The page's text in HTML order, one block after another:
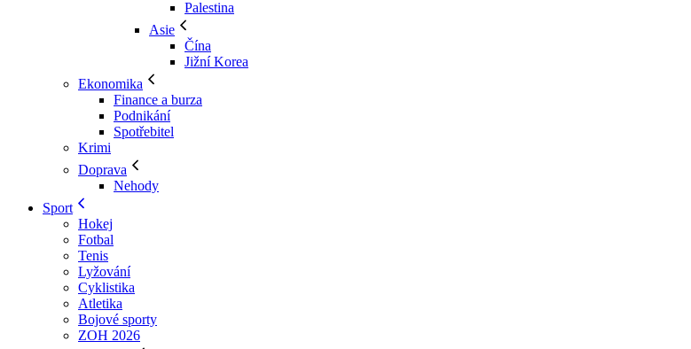
Palestina
Asie
Čína
Jižní Korea
Ekonomika
Finance a burza
Podnikání
Spotřebitel
Krimi
Doprava
Nehody
Sport
Hokej
Fotbal
Tenis
Lyžování
Cyklistika
Atletika
Bojové sporty
ZOH 2026